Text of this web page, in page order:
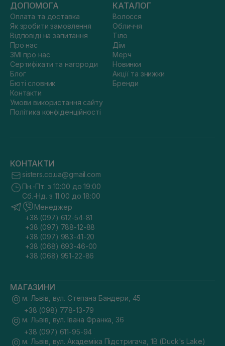
ДОПОМОГА
Оплата та доставка
Як зробити замовлення
Відповіді на запитання
Про нас
ЗМІ про нас
Сертифікати та нагороди
Блог
Бюті словник
Контакти
Умови використання сайту
Політика конфіденційності
КАТАЛОГ
Волосся
Обличчя
Тіло
Дім
Мерч
Новинки
Акції та знижки
Бренди
КОНТАКТИ
sisters.co.ua@gmail.com
Пн.-Пт. з 10:00 до 19:00
Сб.-Нд. з 11:00 до 18:00
Менеджер
+38 (097) 612-54-81
+38 (097) 788-12-88
+38 (097) 983-41-20
+38 (068) 693-46-00
+38 (068) 951-22-86
МАГАЗИНИ
м. Львів, вул. Степана Бандери, 45
+38 (098) 778-13-79
м. Львів, вул. Івана Франка, 36
+38 (097) 611-95-94
м. Львів, вул. Академіка Підстригача, 1В (Duck's Lake)